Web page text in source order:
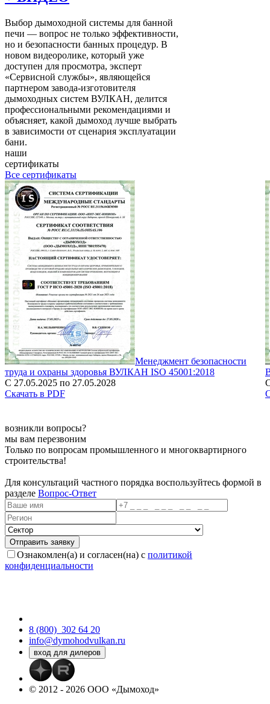
Выбор дымоходной системы для банной
печи — вопрос не только эффективности,
но и безопасности банных процедур. В
новом видеоролике, который уже
доступен для просмотра, эксперт
«Сервисной службы», являющейся
партнером завода-изготовителя
дымоходных систем ВУЛКАН, делится
профессиональными рекомендациями и
объясняет, какой дымоход лучше выбрать
в зависимости от сценария эксплуатации
бани.
наши
сертификаты
Все сертификаты
Менеджмент безопасности
труда и охраны здоровья ВУЛКАН ISO 45001:2018
С 27.05.2025 по 27.05.2028
Скачать в PDF
возникли вопросы?
мы вам перезвоним
Только по вопросам промышленного и многоквартирного
строительства!
Для консультаций частного порядка воспользуйтесь формой в
разделе Вопрос-Ответ
Ознакомлен(а) и согласен(на) с политикой
конфиденциальности
8 (800) 302 64 20
info@dymohodvulkan.ru
© 2012 - 2026 ООО «Дымоход»